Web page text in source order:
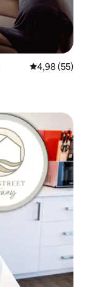
Середня
4,98 (55)